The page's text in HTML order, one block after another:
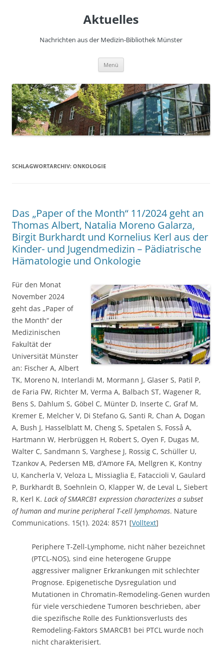
Aktuelles
Nachrichten aus der Medizin-Bibliothek Münster
Menü
SCHLAGWORTARCHIV: ONKOLOGIE
Das „Paper of the Month“ 11/2024 geht an
Thomas Albert, Natalia Moreno Galarza,
Birgit Burkhardt und Kornelius Kerl aus der
Kinder- und Jugendmedizin – Pädiatrische
Hämatologie und Onkologie
Für den Monat
November 2024
geht das „Paper of
the Month“ der
Medizinischen
Fakultät der
Universität Münster
an: Fischer A, Albert
TK, Moreno N, Interlandi M, Mormann J, Glaser S, Patil P,
de Faria FW, Richter M, Verma A, Balbach ST, Wagener R,
Bens S, Dahlum S, Göbel C, Münter D, Inserte C, Graf M,
Kremer E, Melcher V, Di Stefano G, Santi R, Chan A, Dogan
A, Bush J, Hasselblatt M, Cheng S, Spetalen S, Fosså A,
Hartmann W, Herbrüggen H, Robert S, Oyen F, Dugas M,
Walter C, Sandmann S, Varghese J, Rossig C, Schüller U,
Tzankov A, Pedersen MB, d’Amore FA, Mellgren K, Kontny
U, Kancherla V, Veloza L, Missiaglia E, Fataccioli V, Gaulard
P, Burkhardt B, Soehnlein O, Klapper W, de Leval L, Siebert
R, Kerl K. Lack of SMARCB1 expression characterizes a subset
of human and murine peripheral T-cell lymphomas. Nature
Communications. 15(1). 2024: 8571 [Volltext]
Periphere T-Zell-Lymphome, nicht näher bezeichnet
(PTCL-NOS), sind eine heterogene Gruppe
aggressiver maligner Erkrankungen mit schlechter
Prognose. Epigenetische Dysregulation und
Mutationen in Chromatin-Remodeling-Genen wurden
für viele verschiedene Tumoren beschrieben, aber
die spezifische Rolle des Funktionsverlusts des
Remodeling-Faktors SMARCB1 bei PTCL wurde noch
nicht charakterisiert.